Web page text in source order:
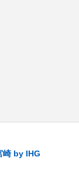
崎 by IHG